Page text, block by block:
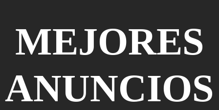
MEJORES
ANUNCIOS